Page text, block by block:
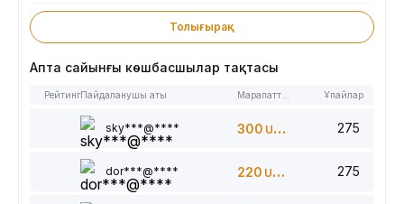
Толығырақ
Апта сайынғы көшбасшылар тақтасы
РейтингПайдаланушы аты Ұпайлар
sky***@**** 300 USDT 275
dor***@**** 220 USDT 275